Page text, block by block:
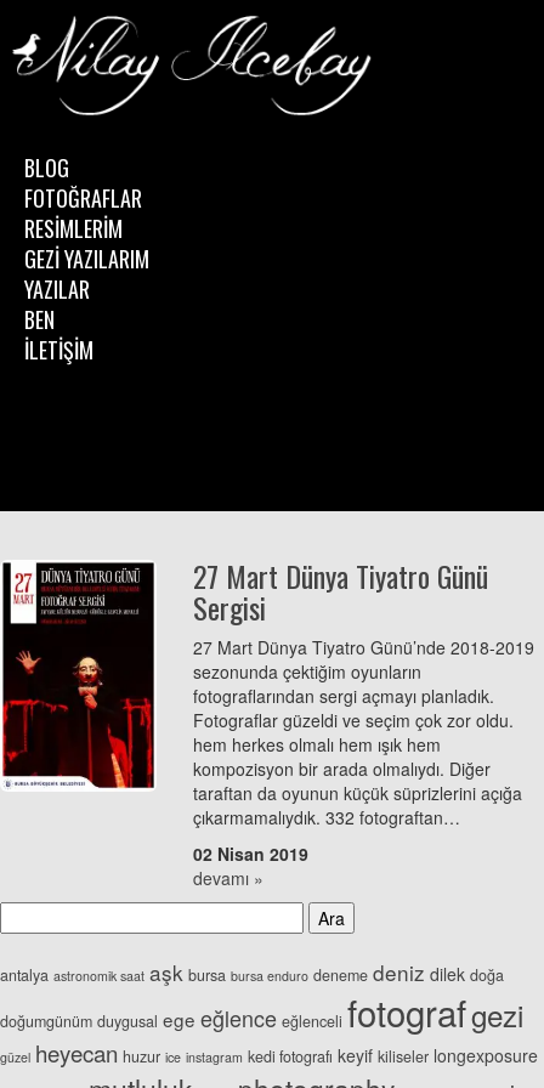
BLOG
FOTOĞRAFLAR
RESİMLERİM
GEZİ YAZILARIM
YAZILAR
BEN
İLETİŞİM
27 Mart Dünya Tiyatro Günü
Sergisi
27 Mart Dünya Tiyatro Günü’nde 2018-2019
sezonunda çektiğim oyunların
fotograflarından sergi açmayı planladık.
Fotograflar güzeldi ve seçim çok zor oldu.
hem herkes olmalı hem ışık hem
kompozisyon bir arada olmalıydı. Diğer
taraftan da oyunun küçük süprizlerini açığa
çıkarmamalıydık. 332 fotograftan…
02 Nisan 2019
devamı »
antalya astronomik saat aşk bursa bursa enduro deneme deniz dilek doğa
doğumgünüm duygusal ege eğlence eğlenceli fotografgezi
güzel heyecan huzur ice instagram kedi fotografı keyif kiliseler longexposure